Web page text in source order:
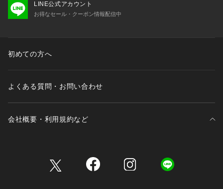
LINE公式アカウント
お得なセール・クーポン情報配信中
初めての方へ
よくある質問・お問い合わせ
会社概要・利用規約など